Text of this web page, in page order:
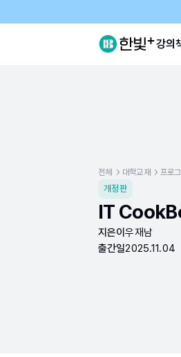
강의
전체 대학교재 프로
개정판
IT
지은이우재남
출간일2025.11.04